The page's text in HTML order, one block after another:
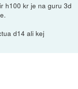
h100 kr je na guru 3d
d14 ali kej